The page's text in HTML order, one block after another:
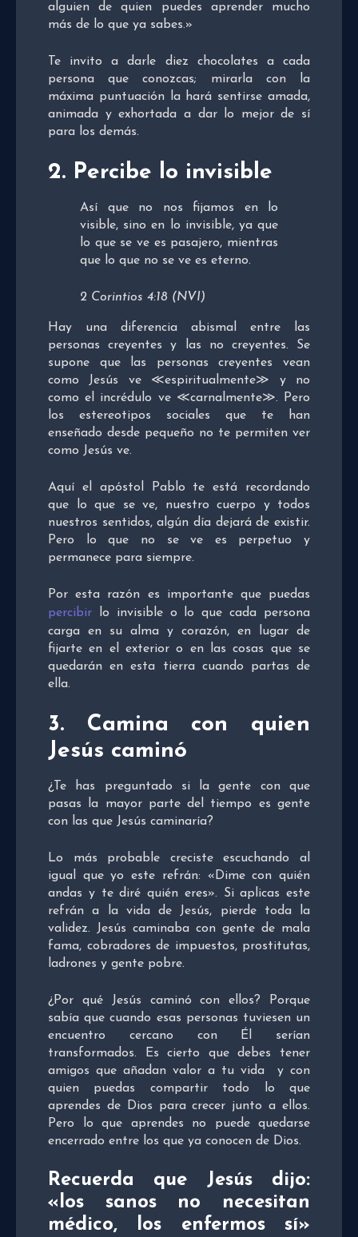
alguien de quien puedes aprender mucho
más de lo que ya sabes.»
Te invito a darle diez chocolates a cada
persona que conozcas; mirarla con la
máxima puntuación la hará sentirse amada,
animada y exhortada a dar lo mejor de sí
para los demás.
2. Percibe lo invisible
Así que no nos fijamos en lo
visible, sino en lo invisible, ya que
lo que se ve es pasajero, mientras
que lo que no se ve es eterno.
2 Corintios 4:18 (NVI)
Hay una diferencia abismal entre las
personas creyentes y las no creyentes. Se
supone que las personas creyentes vean
como Jesús ve ≪espiritualmente≫ y no
como el incrédulo ve ≪carnalmente≫. Pero
los estereotipos sociales que te han
enseñado desde pequeño no te permiten ver
como Jesús ve.
Aquí el apóstol Pablo te está recordando
que lo que se ve, nuestro cuerpo y todos
nuestros sentidos, algún día dejará de existir.
Pero lo que no se ve es perpetuo y
permanece para siempre.
Por esta razón es importante que puedas
percibir lo invisible o lo que cada persona
carga en su alma y corazón, en lugar de
fijarte en el exterior o en las cosas que se
quedarán en esta tierra cuando partas de
ella.
3. Camina con quien
Jesús caminó
¿Te has preguntado si la gente con que
pasas la mayor parte del tiempo es gente
con las que Jesús caminaría?
Lo más probable creciste escuchando al
igual que yo este refrán: «Dime con quién
andas y te diré quién eres». Si aplicas este
refrán a la vida de Jesús, pierde toda la
validez. Jesús caminaba con gente de mala
fama, cobradores de impuestos, prostitutas,
ladrones y gente pobre.
¿Por qué Jesús caminó con ellos? Porque
sabía que cuando esas personas tuviesen un
encuentro cercano con Él serían
transformados. Es cierto que debes tener
amigos que añadan valor a tu vida y con
quien puedas compartir todo lo que
aprendes de Dios para crecer junto a ellos.
Pero lo que aprendes no puede quedarse
encerrado entre los que ya conocen de Dios.
Recuerda que Jesús dijo:
«los sanos no necesitan
médico, los enfermos sí»